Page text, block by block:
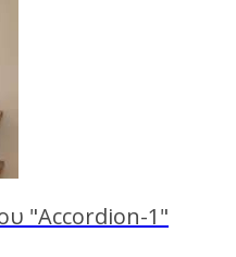
"Αccordion-1"